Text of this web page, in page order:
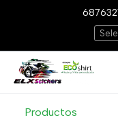
Productos